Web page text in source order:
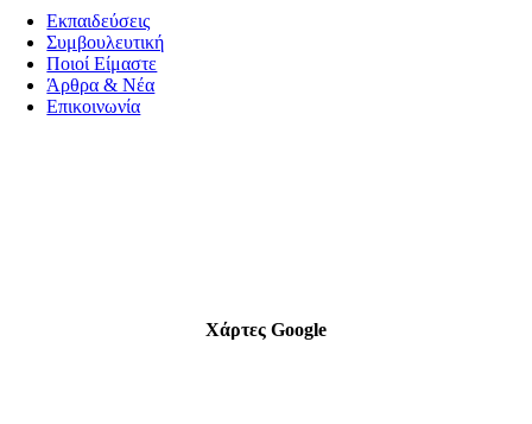
Εκπαιδεύσεις
Συμβουλευτική
Ποιοί Είμαστε
Άρθρα & Νέα
Επικοινωνία
Χάρτες Google